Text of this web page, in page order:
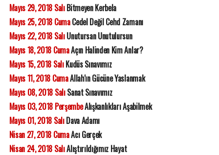
Mayıs 29, 2018 SalıBitmeyen Kerbela
Mayıs 25, 2018 CumaCedel Değil Cehd Zamanı
Mayıs 22, 2018 SalıUnutursan Unutulursun
Mayıs 18, 2018 CumaAçın Halinden Kim Anlar?
Mayıs 15, 2018 SalıKudüs Sınavımız
Mayıs 11, 2018 CumaAllah'ın Gücüne Yaslanmak
Mayıs 08, 2018 SalıSanat Sınavımız
Mayıs 03, 2018 PerşembeAlışkanlıkları Aşabilmek
Mayıs 01, 2018 SalıDava Adamı
Nisan 27, 2018 CumaAcı Gerçek
Nisan 24, 2018 SalıAlıştırıldığımız Hayat